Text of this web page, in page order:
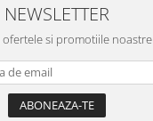
NEWSLETTER
ofertele si promotiile noastre